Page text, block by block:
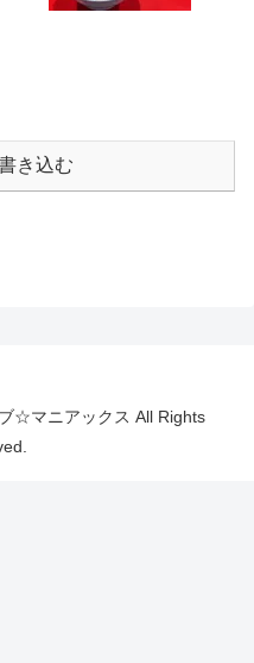
き込む
☆マニアックス All Rights